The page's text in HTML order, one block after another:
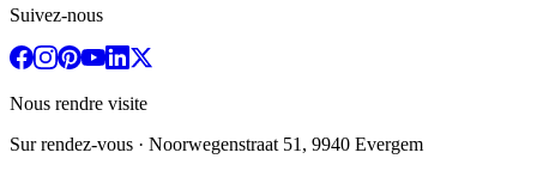
Suivez-nous
Nous rendre visite
Sur rendez-vous · Noorwegenstraat 51, 9940 Evergem